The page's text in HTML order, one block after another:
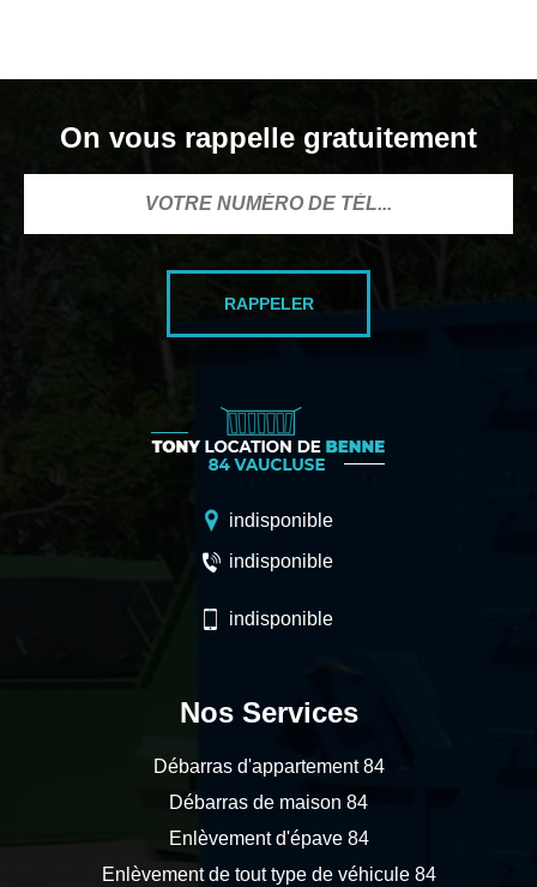
On vous rappelle gratuitement
indisponible
indisponible
indisponible
Nos Services
Débarras d'appartement 84
Débarras de maison 84
Enlèvement d'épave 84
Enlèvement de tout type de véhicule 84